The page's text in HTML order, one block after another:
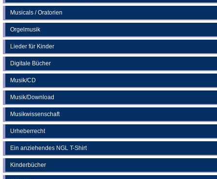
Musicals / Oratorien
Orgelmusik
Lieder für Kinder
Digitale Bücher
Musik/CD
Musik/Download
Musikwissenschaft
Urheberrecht
Ein anziehendes NGL T-Shirt
Kinderbücher